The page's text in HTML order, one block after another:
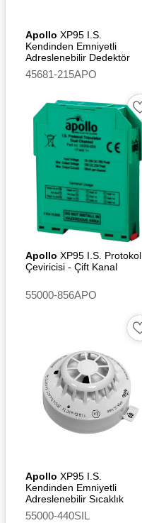
Apollo XP95 I.S.
Kendinden Emniyetli
Adreslenebilir Dedektör
XPERT 7 I.S. Montaj
Tabanı
45681-215APO
Apollo XP95 I.S. Protokol
Çeviricisi - Çift Kanal
55000-856APO
Apollo XP95 I.S.
Kendinden Emniyetli
Adreslenebilir Sıcaklık
Dedektörü (A2S) [SIL2]
55000-440SIL